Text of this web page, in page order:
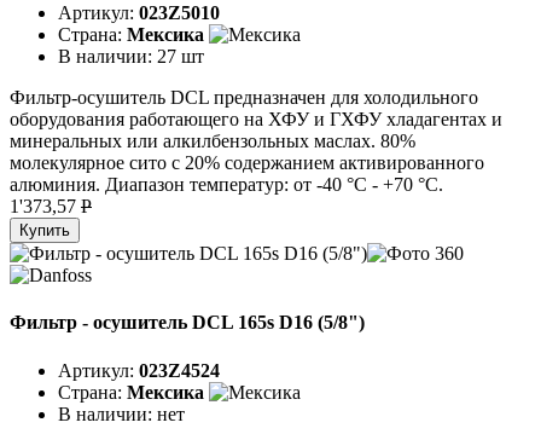
Артикул: 023Z5010
Страна: Мексика
В наличии: 27 шт
Фильтр-осушитель DCL предназначен для холодильного
оборудования работающего на ХФУ и ГХФУ хладагентах и
минеральных или алкилбензольных маслах. 80%
молекулярное сито с 20% содержанием активированного
алюминия. Диапазон температур: от -40 °C - +70 °C.
1'373,57 P
Купить
Фильтр - осушитель DCL 165s D16 (5/8")
Артикул: 023Z4524
Страна: Мексика
В наличии: нет